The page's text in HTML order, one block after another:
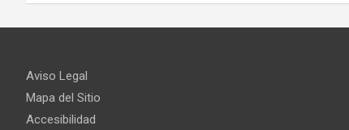
Aviso Legal
Mapa del Sitio
Accesibilidad